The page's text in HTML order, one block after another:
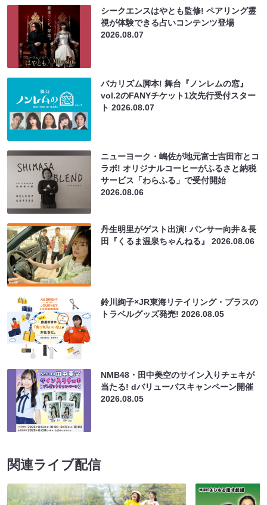
シークエンスはやとも監修! ペアリング霊
視が体験できる占いコンテンツ登場
2026.08.07
バカリズム脚本! 舞台『ノンレムの窓』
vol.2のFANYチケット1次先行受付スター
ト2026.08.07
ニューヨーク・嶋佐が地元富士吉田市とコ
ラボ! オリジナルコーヒーがふるさと納税
サービス「わらふる」で受付開始
2026.08.06
丹生明里がゲスト出演! パンサー向井＆長
田『くるま温泉ちゃんねる』2026.08.06
鈴川絢子×JR東海リテイリング・プラスの
トラベルグッズ発売!2026.08.05
NMB48・田中美空のサイン入りチェキが
当たる! dバリューパスキャンペーン開催
2026.08.05
関連ライブ配信